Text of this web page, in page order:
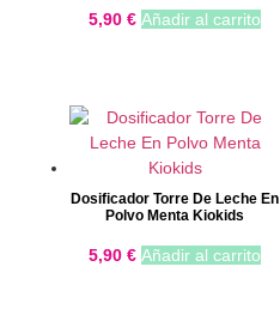
5,90 € Añadir al carrito
Dosificador Torre De Leche En
Polvo Menta Kiokids
5,90 € Añadir al carrito